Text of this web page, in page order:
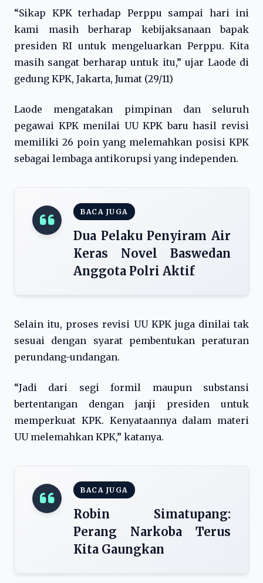
“Sikap KPK terhadap Perppu sampai hari ini
kami masih berharap kebijaksanaan bapak
presiden RI untuk mengeluarkan Perppu. Kita
masih sangat berharap untuk itu,” ujar Laode di
gedung KPK, Jakarta, Jumat (29/11)
Laode mengatakan pimpinan dan seluruh
pegawai KPK menilai UU KPK baru hasil revisi
memiliki 26 poin yang melemahkan posisi KPK
sebagai lembaga antikorupsi yang independen.
BACA JUGA
Dua Pelaku Penyiram Air
Keras Novel Baswedan
Anggota Polri Aktif
Selain itu, proses revisi UU KPK juga dinilai tak
sesuai dengan syarat pembentukan peraturan
perundang-undangan.
“Jadi dari segi formil maupun substansi
bertentangan dengan janji presiden untuk
memperkuat KPK. Kenyataannya dalam materi
UU melemahkan KPK,” katanya.
BACA JUGA
Robin Simatupang:
Perang Narkoba Terus
Kita Gaungkan